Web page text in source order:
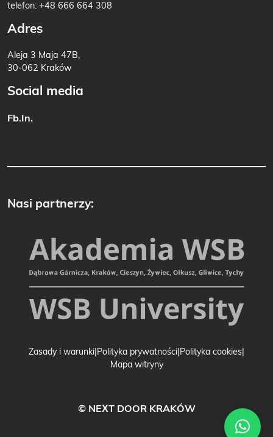
telefon: +48 666 664 308
Adres
Aleja 3 Maja 47B,
30-062 Kraków
Social media
Fb. In.
Nasi partnerzy:
Zasady i warunki Polityka prywatności Polityka cookies
Mapa witryny
© NEXT DOOR KRAKÓW